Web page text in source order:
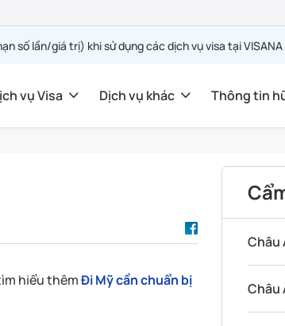
số lần/giá trị) khi sử dụng các dịch vụ visa tại VISANA
vụ Visa Dịch vụ khác Thông tin
hiểu thêmĐi Mỹ cần chuẩn bị
Châu
Châu